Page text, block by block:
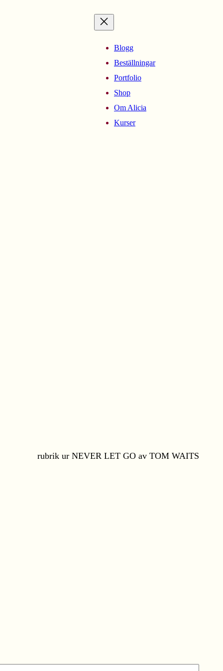
Blogg
Beställningar
Portfolio
Shop
Om Alicia
Kurser
rubrik ur NEVER LET GO av TOM WAITS